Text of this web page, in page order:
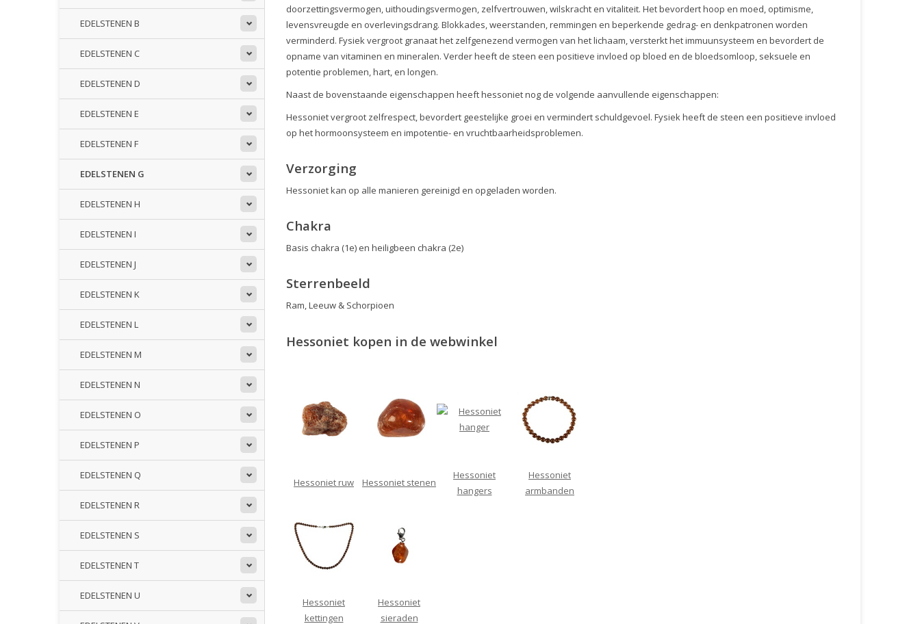
EDELSTENEN B
EDELSTENEN C
EDELSTENEN D
EDELSTENEN E
EDELSTENEN F
EDELSTENEN G
EDELSTENEN H
EDELSTENEN I
EDELSTENEN J
EDELSTENEN K
EDELSTENEN L
EDELSTENEN M
EDELSTENEN N
EDELSTENEN O
EDELSTENEN P
EDELSTENEN Q
EDELSTENEN R
EDELSTENEN S
EDELSTENEN T
EDELSTENEN U
doorzettingsvermogen, uithoudingsvermogen, zelfvertrouwen, wilskracht en vitaliteit. Het bevordert hoop en moed, optimisme,
levensvreugde en overlevingsdrang. Blokkades, weerstanden, remmingen en beperkende gedrag- en denkpatronen worden
verminderd. Fysiek vergroot granaat het zelfgenezend vermogen van het lichaam, versterkt het immuunsysteem en bevordert de
opname van vitaminen en mineralen. Verder heeft de steen een positieve invloed op bloed en de bloedsomloop, seksuele en
potentie problemen, hart, en longen.
Naast de bovenstaande eigenschappen heeft hessoniet nog de volgende aanvullende eigenschappen:
Hessoniet vergroot zelfrespect, bevordert geestelijke groei en vermindert schuldgevoel. Fysiek heeft de steen een positieve invloed
op het hormoonsysteem en impotentie- en vruchtbaarheidsproblemen.
Verzorging
Hessoniet kan op alle manieren gereinigd en opgeladen worden.
Chakra
Basis chakra (1e) en heiligbeen chakra (2e)
Sterrenbeeld
Ram, Leeuw & Schorpioen
Hessoniet kopen in de webwinkel
Hessoniet ruw Hessoniet stenen
Hessoniet
hangers
Hessoniet
armbanden
Hessoniet
kettingen
Hessoniet
sieraden